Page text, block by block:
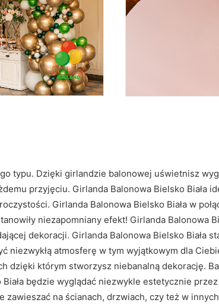
typu. Dzięki girlandzie balonowej uświetnisz
przyjęciu. Girlanda Balonowa Bielsko Biała
Girlanda Balonowa Bielsko Biała w
niezapomniany efekt! Girlanda Balonowa
dekoracji. Girlanda Balonowa Bielsko Biała
atmosferę w tym wyjątkowym dla
dzięki którym stworzysz niebanalną dekorację.
będzie wyglądać niezwykle estetycznie
na ścianach, drzwiach, czy też w